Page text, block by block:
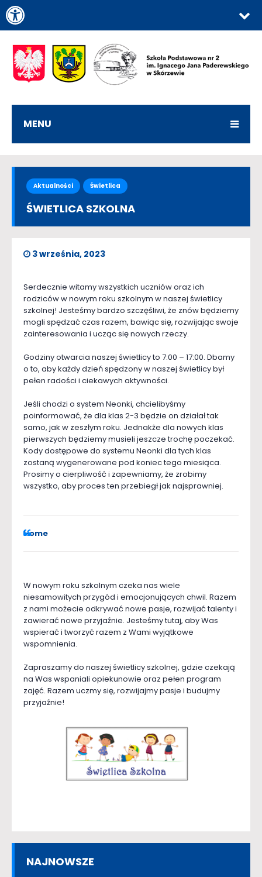
MENU
Aktualności Świetlica
ŚWIETLICA SZKOLNA
3 września, 2023
Serdecznie witamy wszystkich uczniów oraz ich
rodziców w nowym roku szkolnym w naszej świetlicy
szkolnej! Jesteśmy bardzo szczęśliwi, że znów będziemy
mogli spędzać czas razem, bawiąc się, rozwijając swoje
zainteresowania i ucząc się nowych rzeczy.
Godziny otwarcia naszej świetlicy to 7:00 – 17:00. Dbamy
o to, aby każdy dzień spędzony w naszej świetlicy był
pełen radości i ciekawych aktywności.
Jeśli chodzi o system Neonki, chcielibyśmy
poinformować, że dla klas 2-3 będzie on działał tak
samo, jak w zeszłym roku. Jednakże dla nowych klas
pierwszych będziemy musieli jeszcze trochę poczekać.
Kody dostępowe do systemu Neonki dla tych klas
zostaną wygenerowane pod koniec tego miesiąca.
Prosimy o cierpliwość i zapewniamy, że zrobimy
wszystko, aby proces ten przebiegł jak najsprawniej.
Home
W nowym roku szkolnym czeka nas wiele
niesamowitych przygód i emocjonujących chwil. Razem
z nami możecie odkrywać nowe pasje, rozwijać talenty i
zawierać nowe przyjaźnie. Jesteśmy tutaj, aby Was
wspierać i tworzyć razem z Wami wyjątkowe
wspomnienia.
Zapraszamy do naszej świetlicy szkolnej, gdzie czekają
na Was wspaniali opiekunowie oraz pełen program
zajęć. Razem uczmy się, rozwijajmy pasje i budujmy
przyjaźnie!
NAJNOWSZE